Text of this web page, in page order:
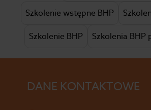
Szkolenie wstępne BHP
Szkolenie BHP
Szkolenia
DANE KONTAKTOWE